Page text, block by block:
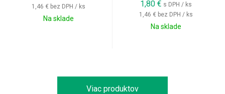
1,46 € bez DPH / ks
Na sklade
1,80 € s DPH / ks
1,46 € bez DPH / ks
Na sklade
Viac produktov